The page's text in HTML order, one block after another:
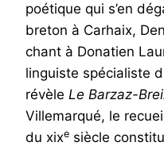
poétique qui s’en
breton à Carhaix,
chant à Donatien
linguiste spécialiste
révèle Le Barzaz-
Villemarqué, le
du xixe siècle